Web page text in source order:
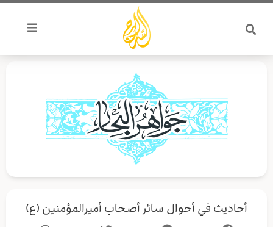
تخطي
المحتوى
أحاديث في أحوال سائر أصحاب أميرالمؤمنين (ع)